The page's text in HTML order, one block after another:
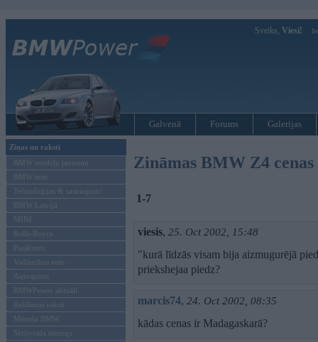
Sveiks, Viesi!
Galvenā Forums Galerijas
Ziņas un raksti
BMW modeļu jaunumi
BMW testi
Tehnoloģijas & sasniegumi
BMW Latvijā
MINI
Rolls-Royce
Pasākumi
Vadāmības tests
Autosports
BMWPower aktuāli
Reklāmas raksti
Mēneša BMW
Sērijveida tūnings
Zināmas BMW Z4 cenas
1-7
viesis, 25. Oct 2002, 15:48
"kurā līdzās visam bija aizmugurējā
priekshejaa piedz?
marcis74, 24. Oct 2002, 08:35
kādas cenas ir Madagaskarā?